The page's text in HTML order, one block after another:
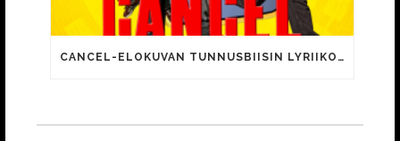
CANCEL-ELOKUVAN TUNNUSBIISIN LYRIIKOISSA TUTTUJA MEEMIHOKEMIA YOUTUBE-VIDEOILTA!